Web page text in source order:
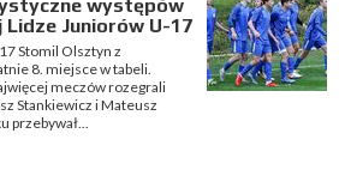
występów
Juniorów U-17
Stomil Olsztyn z
8. miejsce w tabeli.
meczów rozegrali
Stankiewicz i Mateusz
przebywał...